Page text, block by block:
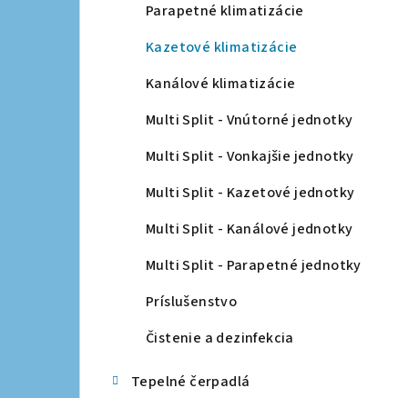
Parapetné klimatizácie
Kazetové klimatizácie
Kanálové klimatizácie
Multi Split - Vnútorné jednotky
Multi Split - Vonkajšie jednotky
Multi Split - Kazetové jednotky
Multi Split - Kanálové jednotky
Multi Split - Parapetné jednotky
Príslušenstvo
Čistenie a dezinfekcia
Tepelné čerpadlá